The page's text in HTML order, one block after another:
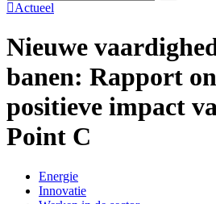
Actueel
Nieuwe
banen: Rapport
positieve impact
Point C
Energie
Innovatie